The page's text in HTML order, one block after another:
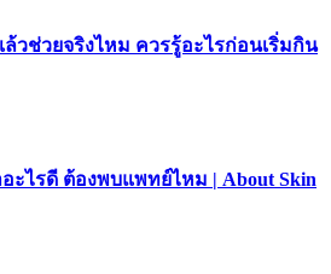
วช่วยจริงไหม ควรรู้อะไรก่อนเริ่มกิน
ะไรดี ต้องพบแพทย์ไหม | About Skin